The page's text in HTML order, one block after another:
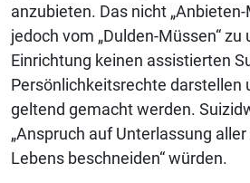
anzubieten. Das nicht
jedoch vom „Dulden-Müssen“
Einrichtung keinen assistierten
Persönlichkeitsrechte darstellen
geltend gemacht werden.
„Anspruch auf Unterlassung
Lebens beschneiden“ würden.